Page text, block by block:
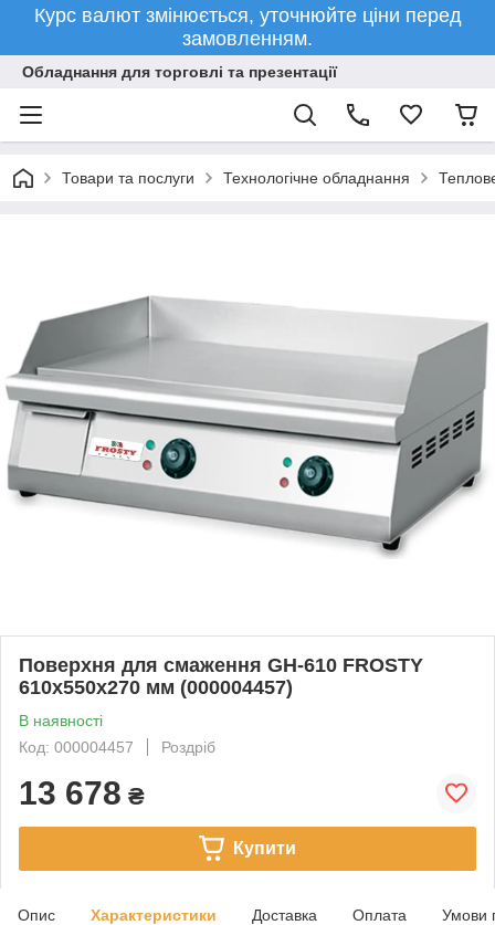
Курс валют змінюється, уточнюйте ціни перед
замовленням.
Обладнання для торговлі та презентації
Товари та послуги Технологічне обладнання
Поверхня для смаження GH-610 FROSTY
610x550x270 мм (000004457)
В наявності
Код: 000004457
Роздріб
13 678 ₴
Купити
Опис Характеристики Доставка Оплата Умови